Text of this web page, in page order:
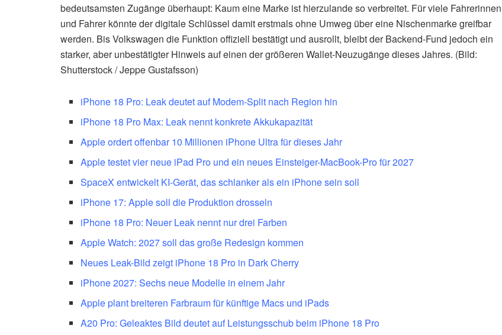
bedeutsamsten Zugänge überhaupt: Kaum eine Marke ist hierzulande so verbreitet. Für viele Fahrerinnen
und Fahrer könnte der digitale Schlüssel damit erstmals ohne Umweg über eine Nischenmarke greifbar
werden. Bis Volkswagen die Funktion offiziell bestätigt und ausrollt, bleibt der Backend-Fund jedoch ein
starker, aber unbestätigter Hinweis auf einen der größeren Wallet-Neuzugänge dieses Jahres. (Bild:
Shutterstock / Jeppe Gustafsson)
iPhone 18 Pro: Leak deutet auf Modem-Split nach Region hin
iPhone 18 Pro Max: Leak nennt konkrete Akkukapazität
Apple ordert offenbar 10 Millionen iPhone Ultra für dieses Jahr
Apple testet vier neue iPad Pro und ein neues Einsteiger-MacBook-Pro für 2027
SpaceX entwickelt KI-Gerät, das schlanker als ein iPhone sein soll
iPhone 17: Apple soll die Produktion drosseln
iPhone 18 Pro: Neuer Leak nennt nur drei Farben
Apple Watch: 2027 soll das große Redesign kommen
Neues Leak-Bild zeigt iPhone 18 Pro in Dark Cherry
iPhone 2027: Sechs neue Modelle in einem Jahr
Apple plant breiteren Farbraum für künftige Macs und iPads
A20 Pro: Geleaktes Bild deutet auf Leistungsschub beim iPhone 18 Pro